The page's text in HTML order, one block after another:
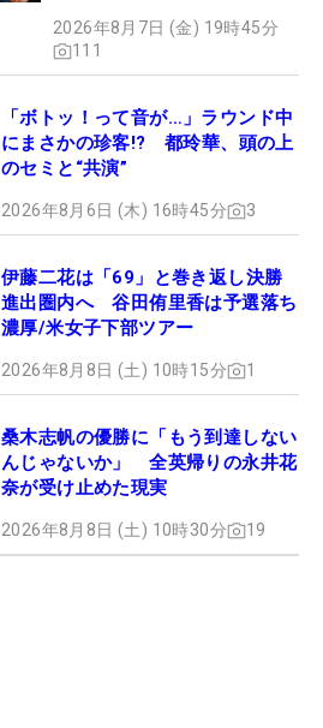
2026年8月7日 (金) 19時45分
111
「ボトッ！って音が…」ラウンド中
にまさかの珍客!? 都玲華、頭の上
のセミと“共演”
2026年8月6日 (木) 16時45分 3
伊藤二花は「69」と巻き返し決勝
進出圏内へ 谷田侑里香は予選落ち
濃厚/米女子下部ツアー
2026年8月8日 (土) 10時15分 1
桑木志帆の優勝に「もう到達しない
んじゃないか」 全英帰りの永井花
奈が受け止めた現実
2026年8月8日 (土) 10時30分 19